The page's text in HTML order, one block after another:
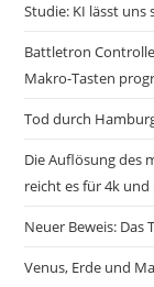
Studie: KI lässt uns
Battletron
Makro-Tasten
Tod durch
Die Auflösung des
reicht es für 4k und
Neuer Beweis: Das
Venus, Erde und